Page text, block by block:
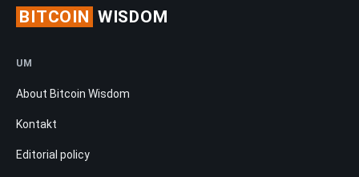
BITCOIN WISDOM
UM
About Bitcoin Wisdom
Kontakt
Editorial policy